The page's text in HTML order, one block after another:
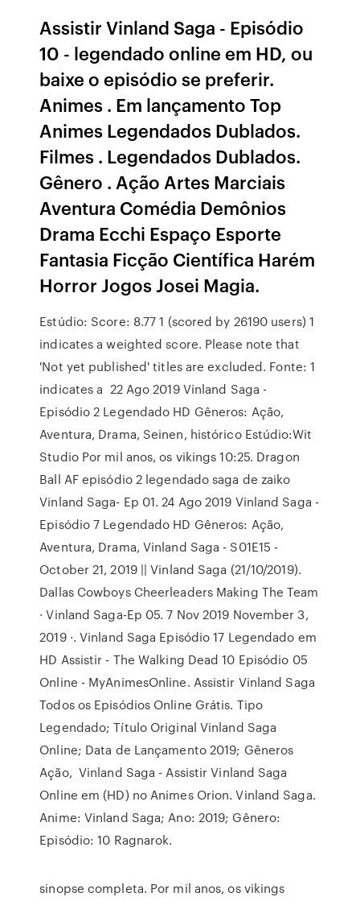
Assistir Vinland Saga - Episódio
10 - legendado online em HD, ou
baixe o episódio se preferir.
Animes . Em lançamento Top
Animes Legendados Dublados.
Filmes . Legendados Dublados.
Gênero . Ação Artes Marciais
Aventura Comédia Demônios
Drama Ecchi Espaço Esporte
Fantasia Ficção Científica Harém
Horror Jogos Josei Magia.
Estúdio: Score: 8.77 1 (scored by 26190 users) 1
indicates a weighted score. Please note that
'Not yet published' titles are excluded. Fonte: 1
indicates a 22 Ago 2019 Vinland Saga -
Episódio 2 Legendado HD Gêneros: Ação,
Aventura, Drama, Seinen, histórico Estúdio:Wit
Studio Por mil anos, os vikings 10:25. Dragon
Ball AF episódio 2 legendado saga de zaiko
Vinland Saga- Ep 01. 24 Ago 2019 Vinland Saga -
Episódio 7 Legendado HD Gêneros: Ação,
Aventura, Drama, Vinland Saga - S01E15 -
October 21, 2019 || Vinland Saga (21/10/2019).
Dallas Cowboys Cheerleaders Making The Team
· Vinland Saga-Ep 05. 7 Nov 2019 November 3,
2019 ·. Vinland Saga Episódio 17 Legendado em
HD Assistir - The Walking Dead 10 Episódio 05
Online - MyAnimesOnline. Assistir Vinland Saga
Todos os Episódios Online Grátis. Tipo
Legendado; Título Original Vinland Saga
Online; Data de Lançamento 2019; Gêneros
Ação, Vinland Saga - Assistir Vinland Saga
Online em (HD) no Animes Orion. Vinland Saga.
Anime: Vinland Saga; Ano: 2019; Gênero:
Episódio: 10 Ragnarok.
sinopse completa. Por mil anos, os vikings